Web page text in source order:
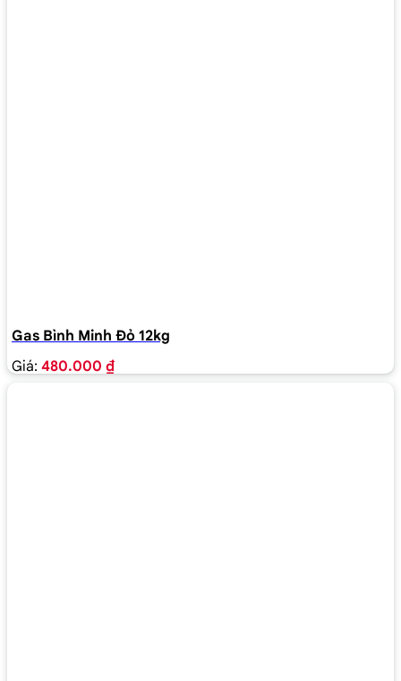
Gas Bình Minh Đỏ 12kg
Giá: 480.000 ₫